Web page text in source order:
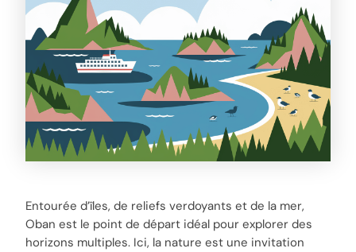
Entourée d’îles, de reliefs verdoyants et de la mer,
Oban est le point de départ idéal pour explorer des
horizons multiples. Ici, la nature est une invitation